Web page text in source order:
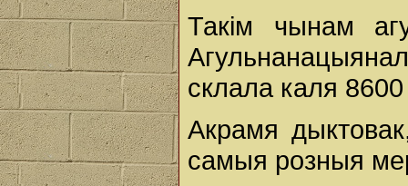
Такім чынам
склала каля
Акрамя
самыя розныя